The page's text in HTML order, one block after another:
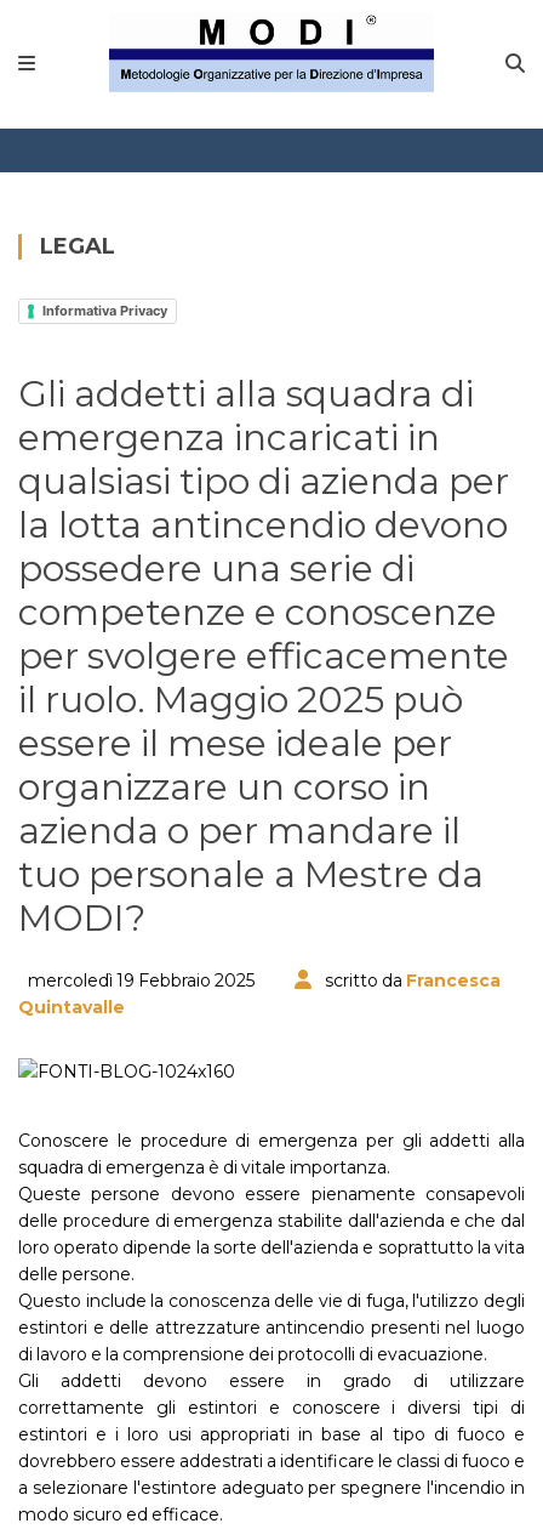
Questionario
Blog e info
FAQ
Gli addetti alla squadra di
emergenza incaricati in
qualsiasi tipo di azienda per
la lotta antincendio devono
possedere una serie di
competenze e conoscenze
per svolgere efficacemente
il ruolo. Maggio 2025 può
essere il mese ideale per
organizzare un corso in
azienda o per mandare il
tuo personale a Mestre da
MODI?
mercoledì 19 Febbraio 2025 scritto da Francesca
Quintavalle
Conoscere le procedure di emergenza per gli addetti alla
squadra di emergenza è di vitale importanza.
Queste persone devono essere pienamente consapevoli
delle procedure di emergenza stabilite dall'azienda e che dal
loro operato dipende la sorte dell'azienda e soprattutto la vita
delle persone.
Questo include la conoscenza delle vie di fuga, l'utilizzo degli
estintori e delle attrezzature antincendio presenti nel luogo
di lavoro e la comprensione dei protocolli di evacuazione.
Gli addetti devono essere in grado di utilizzare
correttamente gli estintori e conoscere i diversi tipi di
estintori e i loro usi appropriati in base al tipo di fuoco e
dovrebbero essere addestrati a identificare le classi di fuoco e
a selezionare l'estintore adeguato per spegnere l'incendio in
modo sicuro ed efficace.
LEGAL
Informativa Privacy